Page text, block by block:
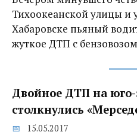
Тихоокеанской улицы и
Хабаровске пьяный
жуткое ДТП с
Двойное ДТП на
столкнулись
15.05.2017